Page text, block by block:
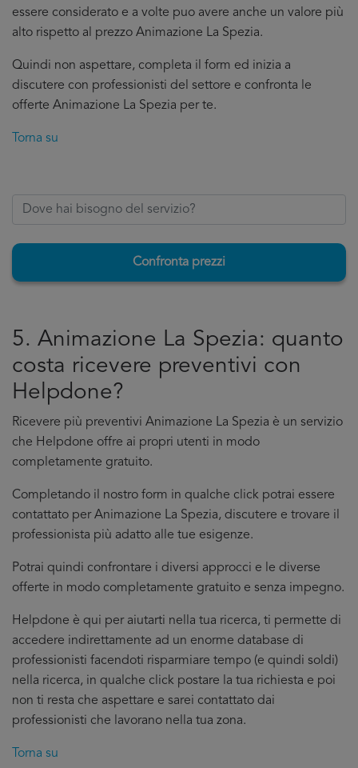
essere considerato e a volte puo avere anche un valore più
alto rispetto al prezzo Animazione La Spezia.
Quindi non aspettare, completa il form ed inizia a
discutere con professionisti del settore e confronta le
offerte Animazione La Spezia per te.
Torna su
Confronta prezzi
5. Animazione La Spezia: quanto
costa ricevere preventivi con
Helpdone?
Ricevere più preventivi Animazione La Spezia è un servizio
che Helpdone offre ai propri utenti in modo
completamente gratuito.
Completando il nostro form in qualche click potrai essere
contattato per Animazione La Spezia, discutere e trovare il
professionista più adatto alle tue esigenze.
Potrai quindi confrontare i diversi approcci e le diverse
offerte in modo completamente gratuito e senza impegno.
Helpdone è qui per aiutarti nella tua ricerca, ti permette di
accedere indirettamente ad un enorme database di
professionisti facendoti risparmiare tempo (e quindi soldi)
nella ricerca, in qualche click postare la tua richiesta e poi
non ti resta che aspettare e sarei contattato dai
professionisti che lavorano nella tua zona.
Torna su